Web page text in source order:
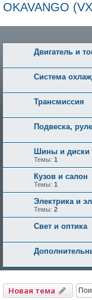
OKAVANGO
Двигатель и
Система
Трансмиссия
Подвеска,
Шины и диски
Темы: 1
Кузов и салон
Темы: 1
Электрика и
Темы: 2
Свет и оптика
Новая тема